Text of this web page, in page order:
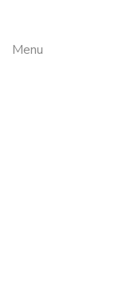
Menu